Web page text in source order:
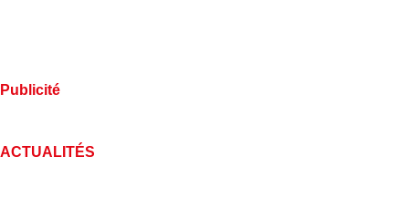
Publicité
ACTUALITÉS